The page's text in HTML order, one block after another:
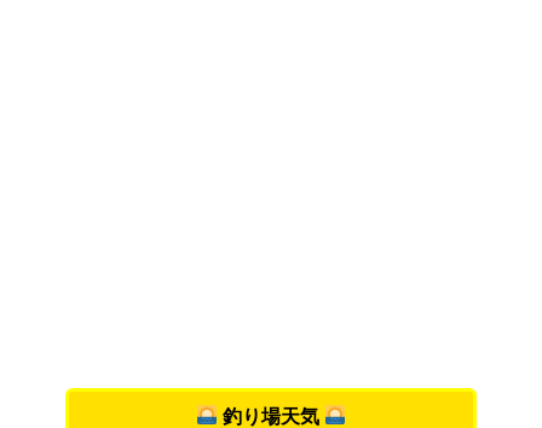
釣り場天気